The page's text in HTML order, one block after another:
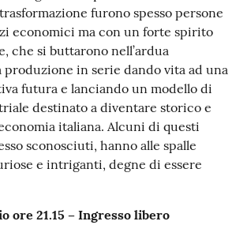
furono spesso persone
economici ma con un forte spirito
che si buttarono nell’ardua
produzione in serie dando vita ad una
futura e lanciando un modello di
destinato a diventare storico e
italiana. Alcuni di questi
sconosciuti, hanno alle spalle
e intriganti, degne di essere
ore 21.15 – Ingresso libero